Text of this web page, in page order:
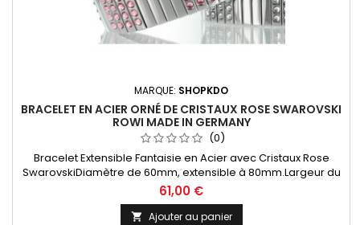
MARQUE: SHOPKDO
BRACELET EN ACIER ORNÉ DE CRISTAUX ROSE SWAROVSKI
ROWI MADE IN GERMANY
(0)
Bracelet Extensible Fantaisie en Acier avec Cristaux Rose
SwarovskiDiamètre de 60mm, extensible à 80mm.Largeur du
bracelet 18mmBracelet Original Rowi Since 1895 Made In
Germany
61,00 €
 Ajouter au panier